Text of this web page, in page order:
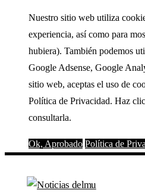
Nuestro sitio web utiliza
experiencia, así como para
hubiera). También podemos
Google Adsense, Google
sitio web, aceptas el uso de
Política de Privacidad. Haz
consultarla.
Ok, Aprobado Política de